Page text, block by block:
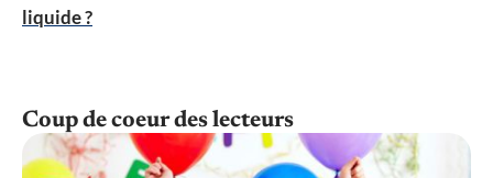
liquide ?
Coup de coeur des lecteurs